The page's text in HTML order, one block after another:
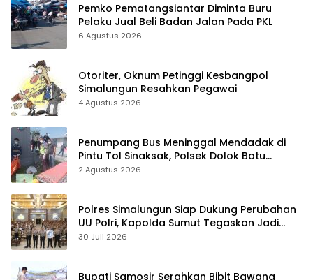
Pemko Pematangsiantar Diminta Buru
Pelaku Jual Beli Badan Jalan Pada PKL
6 Agustus 2026
Otoriter, Oknum Petinggi Kesbangpol
Simalungun Resahkan Pegawai
4 Agustus 2026
Penumpang Bus Meninggal Mendadak di
Pintu Tol Sinaksak, Polsek Dolok Batu
Nanggar Gerak Cepat Olah TKP
2 Agustus 2026
Polres Simalungun Siap Dukung Perubahan
UU Polri, Kapolda Sumut Tegaskan Jadi
Fondasi Penguatan Profesionalisme dan
30 Juli 2026
Bupati Samosir Serahkan Bibit Bawang